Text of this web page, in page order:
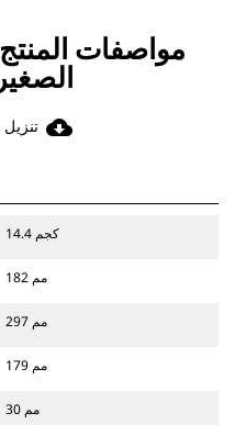
مواصفات
الصغيرة
cloud_download تنزيل
14.4 كجم
182 مم
297 مم
179 مم
30 مم